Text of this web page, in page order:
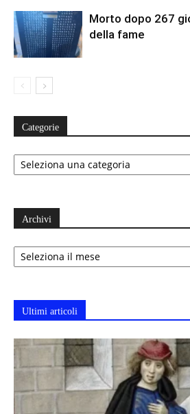
Morto dopo 267
della fame
Categorie
Categorie
Archivi
Archivi
Ultimi articoli